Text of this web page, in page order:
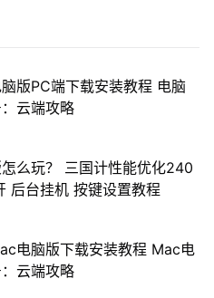
版PC端下载安装教程 电脑
云端攻略
么玩？ 三国计性能优化240
后台挂机 按键设置教程
电脑版下载安装教程 Mac电
云端攻略